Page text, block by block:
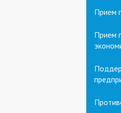
Прием
Прием